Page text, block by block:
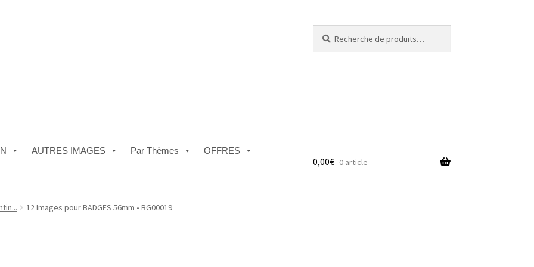
pour :
AUTRES IMAGES Par Thèmes OFFRES
#5610 (pas de titre)
0,00€ 0 article
12 Images pour BADGES 56mm • BG00019